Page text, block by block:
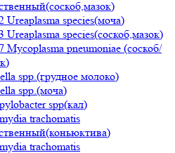
Ureaplasma species(моча)
Ureaplasma species(соскоб,мазок)
Mycoplasma pneumoniae (соскоб/
spp.(грудное молоко)
spp.(моча)
spp(кал)
trachomatis
trachomatis